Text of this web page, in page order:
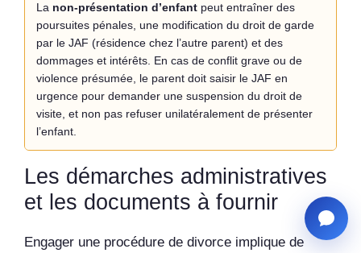
La non-présentation d’enfant peut entraîner des
poursuites pénales, une modification du droit de garde
par le JAF (résidence chez l’autre parent) et des
dommages et intérêts. En cas de conflit grave ou de
violence présumée, le parent doit saisir le JAF en
urgence pour demander une suspension du droit de
visite, et non pas refuser unilatéralement de présenter
l’enfant.
Les démarches administratives
et les documents à fournir
Engager une procédure de divorce implique de